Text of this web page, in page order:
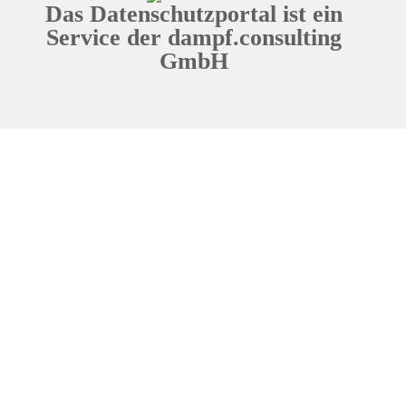
Das Datenschutzportal ist ein
Service der dampf.consulting
GmbH